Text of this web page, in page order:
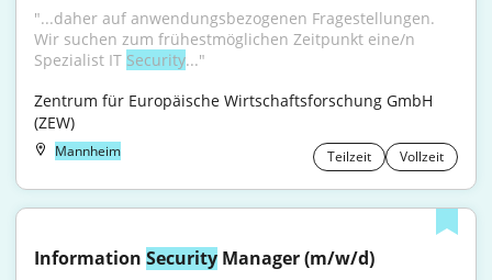
"...daher auf anwendungsbezogenen Fragestellungen.
Wir suchen zum frühestmöglichen Zeitpunkt eine/n
Spezialist IT Security..."
Zentrum für Europäische Wirtschaftsforschung GmbH
(ZEW)
Mannheim Teilzeit Vollzeit
Information Security Manager (m/w/d)